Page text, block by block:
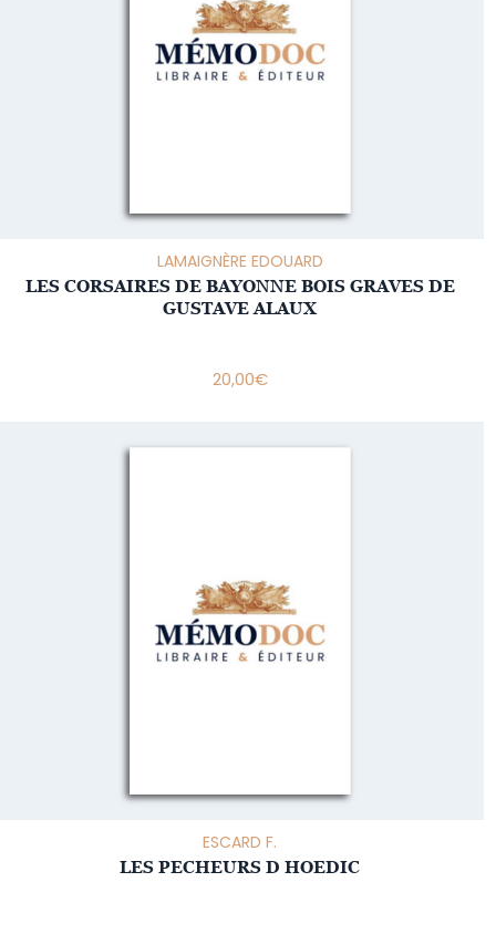
LAMAIGNÈRE EDOUARD
LES CORSAIRES DE BAYONNE BOIS GRAVES DE
GUSTAVE ALAUX
20,00€
ESCARD F.
LES PECHEURS D HOEDIC